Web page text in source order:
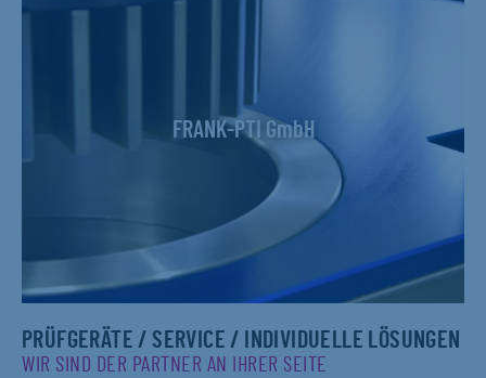
FRANK-PTI GmbH
PRÜFGERÄTE / SERVICE / INDIVIDUELLE LÖSUNGEN
WIR SIND DER PARTNER AN IHRER SEITE